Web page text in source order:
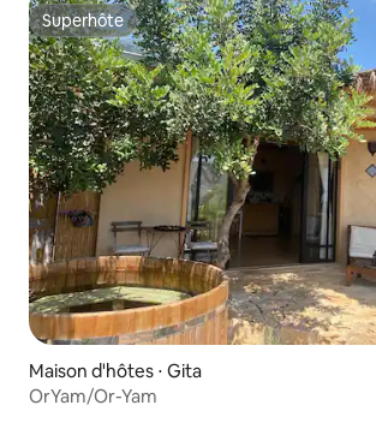
Superhôte
Superhôte
Maison d'hôtes ⋅ Gita
OrYam/Or-Yam